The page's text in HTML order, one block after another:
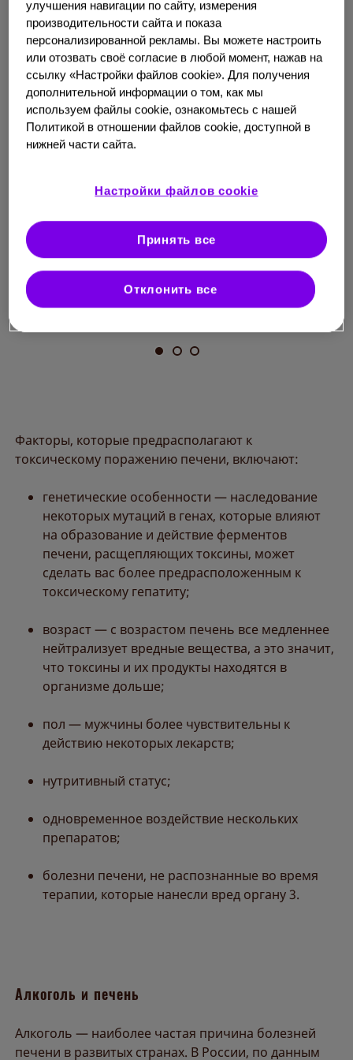
растительных продуктов могут вызывать
токсическое поражение печени. Некоторые
препараты называют гепатотоксичными из-за их
потенциального токсического действия на клетки
печени. 1Например, к таким лекарствам относится
популярный парацетамол.
в случае передозировки
лекарственного препарата
(отравление)
Факторы, которые предрасполагают к
токсическому поражению печени, включают:
генетические особенности — наследование
некоторых мутаций в генах, которые влияют
на образование и действие ферментов
печени, расщепляющих токсины, может
сделать вас более предрасположенным к
токсическому гепатиту;
возраст — с возрастом печень все медленнее
нейтрализует вредные вещества, а это значит,
что токсины и их продукты находятся в
организме дольше;
пол — мужчины более чувствительны к
действию некоторых лекарств;
нутритивный статус;
одновременное воздействие нескольких
препаратов;
болезни печени, не распознанные во время
терапии, которые нанесли вред органу 3.
Алкоголь и печень
Алкоголь — наиболее частая причина болезней
печени в развитых странах. В России, по данным
улучшения навигации по сайту, измерения
производительности сайта и показа
персонализированной рекламы. Вы можете настроить
или отозвать своё согласие в любой момент, нажав на
ссылку «Настройки файлов cookie». Для получения
дополнительной информации о том, как мы
используем файлы cookie, ознакомьтесь с нашей
Политикой в отношении файлов cookie, доступной в
нижней части сайта.
Настройки файлов cookie
Отклонить все
Принять все